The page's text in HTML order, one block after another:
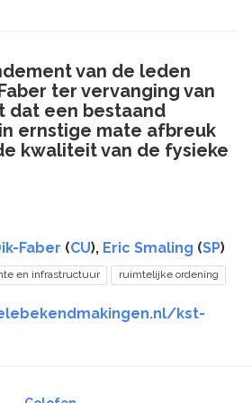
van de leden
ter vervanging van
dat een bestaand
ernstige mate afbreuk
kwaliteit van de fysieke
Faber (CU), Eric Smaling (SP)
en infrastructuur ruimtelijke ordening
kst-